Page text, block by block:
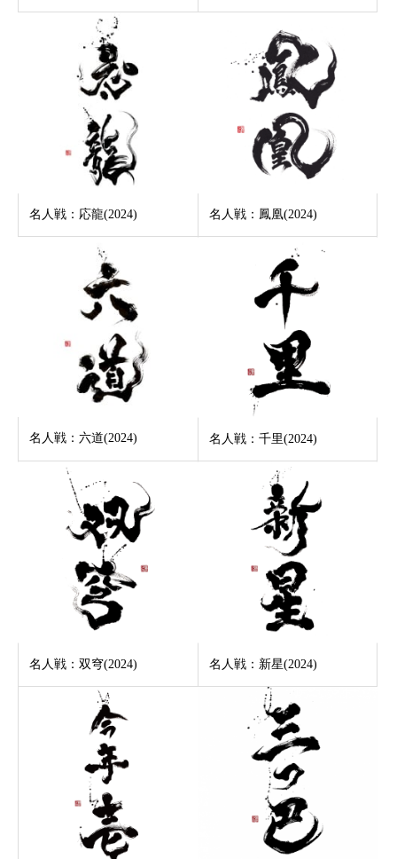
名人戦：応龍(2024) 名人戦：鳳凰(2024)
名人戦：六道(2024) 名人戦：千里(2024)
名人戦：双穹(2024) 名人戦：新星(2024)